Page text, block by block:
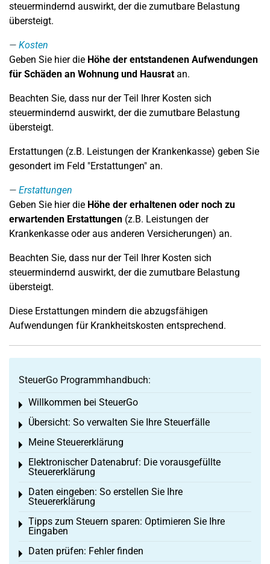
steuermindernd auswirkt, der die zumutbare Belastung
übersteigt.
Kosten
Geben Sie hier die Höhe der entstandenen Aufwendungen
für Schäden an Wohnung und Hausratan.
Beachten Sie, dass nur der Teil Ihrer Kosten sich
steuermindernd auswirkt, der die zumutbare Belastung
übersteigt.
Erstattungen (z.B. Leistungen der Krankenkasse) geben Sie
gesondert im Feld "Erstattungen" an.
Erstattungen
Geben Sie hier die Höhe der erhaltenen oder noch zu
erwartenden Erstattungen (z.B. Leistungen der
Krankenkasse oder aus anderen Versicherungen) an.
Beachten Sie, dass nur der Teil Ihrer Kosten sich
steuermindernd auswirkt, der die zumutbare Belastung
übersteigt.
Diese Erstattungen mindern die abzugsfähigen
Aufwendungen für Krankheitskosten entsprechend.
SteuerGo Programmhandbuch:
Willkommen bei SteuerGo
Toggle menu
Übersicht: So verwalten Sie Ihre Steuerfälle
Toggle menu
Meine Steuererklärung
Toggle menu
Elektronischer Datenabruf: Die vorausgefüllte
Steuererklärung
Toggle menu
Daten eingeben: So erstellen Sie Ihre
Steuererklärung
Toggle menu
Tipps zum Steuern sparen: Optimieren Sie Ihre
Eingaben
Toggle menu
Daten prüfen: Fehler finden
Toggle menu